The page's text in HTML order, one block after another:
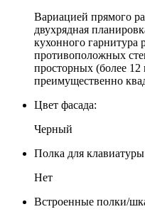
Вариацией прямого
двухрядная
кухонного гарнитура
противоположных
просторных (более
преимущественно
Цвет фасада:
Черный
Полка для
Нет
Встроенные полки/